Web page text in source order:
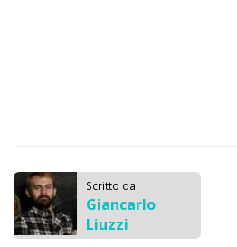
Scritto da
Giancarlo
Liuzzi